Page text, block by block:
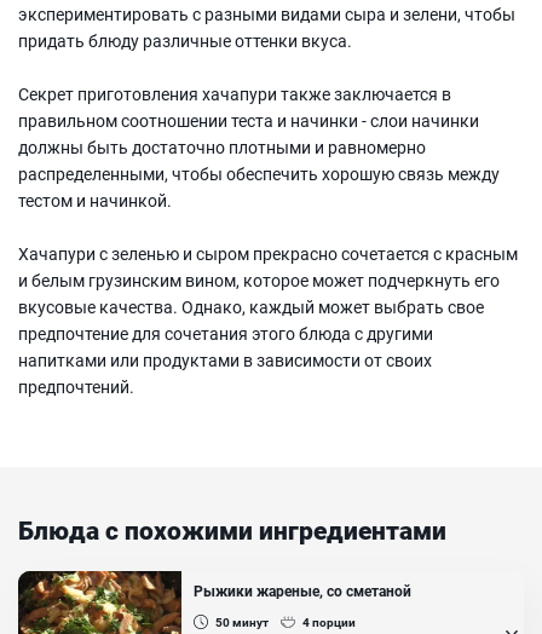
экспериментировать с разными видами сыра и зелени, чтобы
придать блюду различные оттенки вкуса.
Секрет приготовления хачапури также заключается в
правильном соотношении теста и начинки - слои начинки
должны быть достаточно плотными и равномерно
распределенными, чтобы обеспечить хорошую связь между
тестом и начинкой.
Хачапури с зеленью и сыром прекрасно сочетается с красным
и белым грузинским вином, которое может подчеркнуть его
вкусовые качества. Однако, каждый может выбрать свое
предпочтение для сочетания этого блюда с другими
напитками или продуктами в зависимости от своих
предпочтений.
Блюда с похожими ингредиентами
Рыжики жареные, со сметаной
50минут 4порции